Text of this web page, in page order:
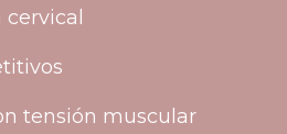
tensión muscular